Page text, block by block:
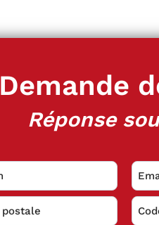
Demande
Réponse